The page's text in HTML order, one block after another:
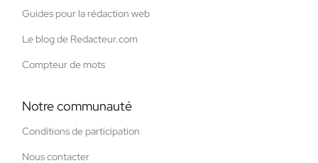
Guides pour la rédaction web
Le blog de Redacteur.com
Compteur de mots
Notre communauté
Conditions de participation
Nous contacter